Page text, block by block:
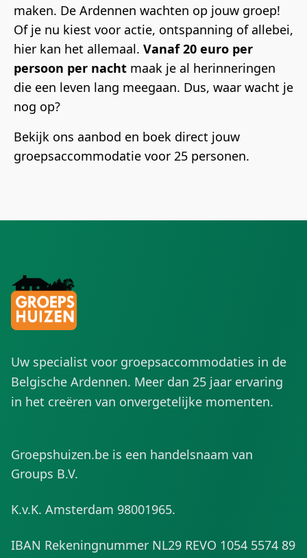
maken. De Ardennen wachten op jouw groep!
Of je nu kiest voor actie, ontspanning of allebei,
hier kan het allemaal. Vanaf 20 euro per
persoon per nacht maak je al herinneringen
die een leven lang meegaan. Dus, waar wacht je
nog op?
Bekijk ons aanbod en boek direct jouw
groepsaccommodatie voor 25 personen.
Uw specialist voor groepsaccommodaties in de
Belgische Ardennen. Meer dan 25 jaar ervaring
in het creëren van onvergetelijke momenten.
Groepshuizen.be is een handelsnaam van
Groups B.V.
K.v.K. Amsterdam 98001965.
IBAN Rekeningnummer NL29 REVO 1054 5574 89